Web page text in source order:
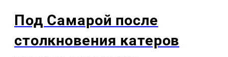
Под Самарой после
столкновения катеров